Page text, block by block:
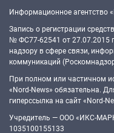
Информационное агентство
Запись о регистрации
№ ФС77-62541 от 27.07.2015
надзору в сфере связи,
коммуникаций
При полном или частичном
«Nord-News» обязательна.
гиперссылка на сайт «Nord-
Учредитель — ООО «ИКС-
1035100155133